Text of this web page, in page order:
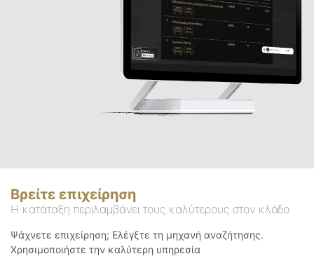
Βρείτε επιχείρηση
Η κατάταξη περιλαμβάνει τους καλύτερους στον κλάδο
Ψάχνετε επιχείρηση; Ελέγξτε τη μηχανή αναζήτησης.
Χρησιμοποιήστε την καλύτερη υπηρεσία